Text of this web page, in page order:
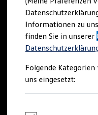
E-Auto-
Volkswagen
Die ENERGY
Junge
Leasing
Leasing-
Informationen zu
finden Sie in unserer
Folgende
uns eingesetzt: